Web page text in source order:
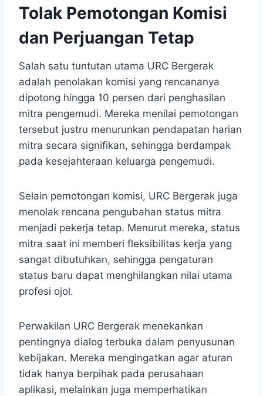
Tolak Pemotongan Komisi
dan Perjuangan Tetap
Salah satu tuntutan utama URC Bergerak
adalah penolakan komisi yang rencananya
dipotong hingga 10 persen dari penghasilan
mitra pengemudi. Mereka menilai pemotongan
tersebut justru menurunkan pendapatan harian
mitra secara signifikan, sehingga berdampak
pada kesejahteraan keluarga pengemudi.
Selain pemotongan komisi, URC Bergerak juga
menolak rencana pengubahan status mitra
menjadi pekerja tetap. Menurut mereka, status
mitra saat ini memberi fleksibilitas kerja yang
sangat dibutuhkan, sehingga pengaturan
status baru dapat menghilangkan nilai utama
profesi ojol.
Perwakilan URC Bergerak menekankan
pentingnya dialog terbuka dalam penyusunan
kebijakan. Mereka mengingatkan agar aturan
tidak hanya berpihak pada perusahaan
aplikasi, melainkan juga memperhatikan